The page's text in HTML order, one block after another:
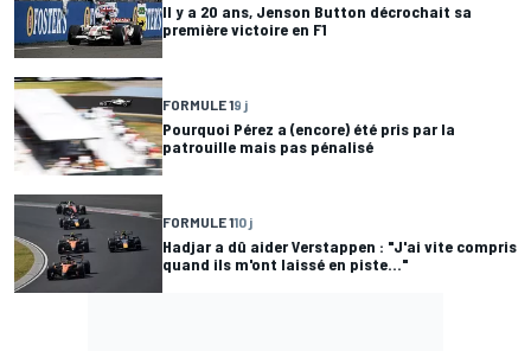
Il y a 20 ans, Jenson Button décrochait sa
première victoire en F1
FORMULE 19 j
Pourquoi Pérez a (encore) été pris par la
patrouille mais pas pénalisé
FORMULE 110 j
Hadjar a dû aider Verstappen : "J'ai vite compris
quand ils m'ont laissé en piste..."